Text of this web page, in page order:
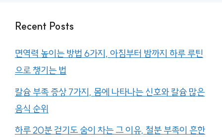
Recent Posts
면역력 높이는 방법 6가지, 아침부터 밤까지 하루 루틴
으로 챙기는 법
칼슘 부족 증상 7가지, 몸에 나타나는 신호와 칼슘 많은
음식 순위
하루 20분 걷기도 숨이 차는 그 이유, 철분 부족이 흔한